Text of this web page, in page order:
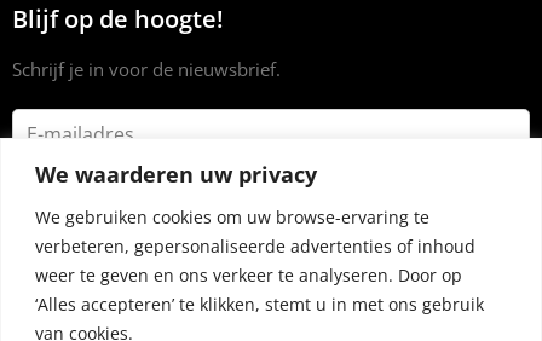
We waarderen uw privacy
We gebruiken cookies om uw browse-ervaring te
verbeteren, gepersonaliseerde advertenties of inhoud
weer te geven en ons verkeer te analyseren. Door op
‘Alles accepteren’ te klikken, stemt u in met ons gebruik
van cookies.
Blijf op de hoogte!
Schrijf je in voor de nieuwsbrief.